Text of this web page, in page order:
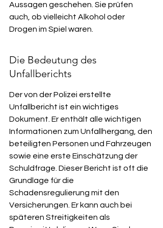
Aussagen geschehen. Sie prüfen
auch, ob vielleicht Alkohol oder
Drogen im Spiel waren.
Die Bedeutung des
Unfallberichts
Der von der Polizei erstellte
Unfallbericht ist ein wichtiges
Dokument. Er enthält alle wichtigen
Informationen zum Unfallhergang, den
beteiligten Personen und Fahrzeugen
sowie eine erste Einschätzung der
Schuldfrage. Dieser Bericht ist oft die
Grundlage für die
Schadensregulierung mit den
Versicherungen. Er kann auch bei
späteren Streitigkeiten als